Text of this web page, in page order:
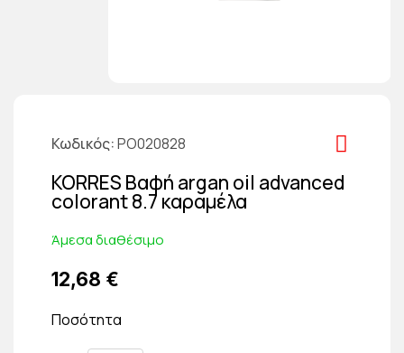
Κωδικός PO020828
KORRES Βαφή argan oil advanced
colorant 8.7 καραμέλα
Άμεσα διαθέσιμο
12,68 €
Ποσότητα